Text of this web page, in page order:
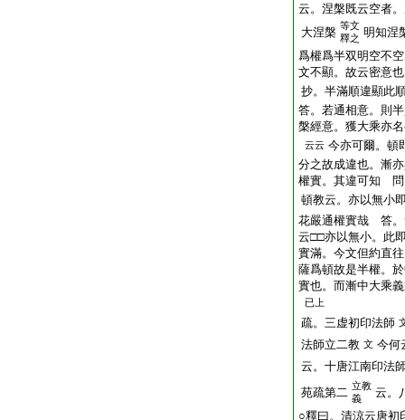
云。涅槃既云空者
大涅槃 等文
釋之 明知涅
爲權爲半双明空不
文不顯。故云密意也
抄。半滿順違顯此
答。若通相意。則
槃經意。獲大乘亦
云云 今亦可爾。頓
分之故成違也。漸
權實。其違可知 問
頓教云。亦以無小
花嚴通權實哉 答。
云□□亦以無小。此
實滿。今文但約直
薩爲頓故是半權。
實也。而漸中大乘
已上
疏。三虚初印法師
法師立二教 文 今何
云。十唐江南印法
苑疏第二 立教
義
云。
○釋曰。清涼云唐初